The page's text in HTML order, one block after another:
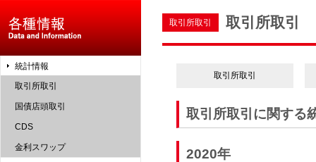
取引所取引 取引所取引
取引所取引
取引所取引に関する
2020年
統計情報
取引所取引
国債店頭取引
CDS
金利スワップ